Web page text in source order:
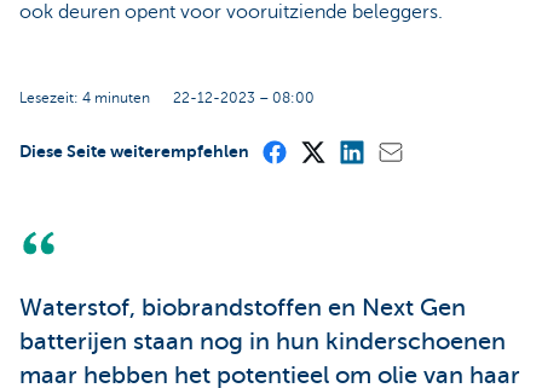
ook deuren opent voor vooruitziende beleggers.
Lesezeit: 4 minuten 22-12-2023 – 08:00
Diese Seite weiterempfehlen
Waterstof, biobrandstoffen en Next Gen
batterijen staan nog in hun kinderschoenen
maar hebben het potentieel om olie van haar